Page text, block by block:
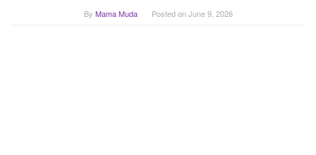
By Mama Muda Posted onJune 9, 2026